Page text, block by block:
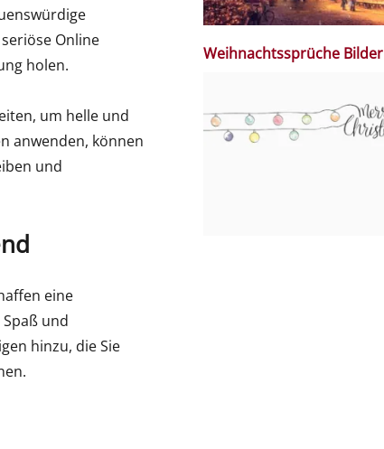
Online
holen.
um helle und
anwenden, können
und
eine
und
hinzu, die Sie
Weihnachtssprüche Bilder